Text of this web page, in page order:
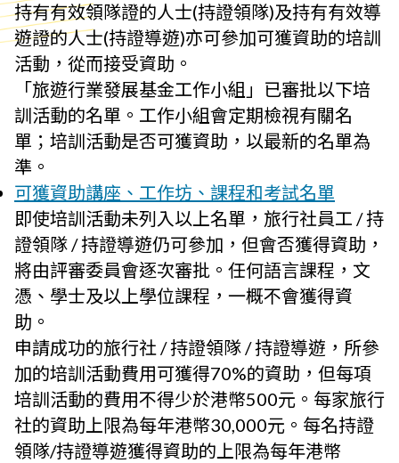
持有有效領隊證的人士(持證領隊)及持有有效導
遊證的人士(持證導遊)亦可參加可獲資助的培訓
活動，從而接受資助。
「旅遊行業發展基金工作小組」已審批以下培
訓活動的名單。工作小組會定期檢視有關名
單；培訓活動是否可獲資助，以最新的名單為
準。
可獲資助講座、工作坊、 課程和考試名單
即使培訓活動未列入以上名單，旅行社員工 / 持
證領隊 / 持證導遊仍可參加，但會否獲得資助，
將由評審委員會逐次審批。任何語言課程，文
憑、學士及以上學位課程，一概不會獲得資
助。
申請成功的旅行社 / 持證領隊 / 持證導遊，所參
加的培訓活動費用可獲得70%的資助，但每項
培訓活動的費用不得少於港幣500元。每家旅行
社的資助上限為每年港幣30,000元。每名持證
領隊/持證導遊獲得資助的上限為每年港幣